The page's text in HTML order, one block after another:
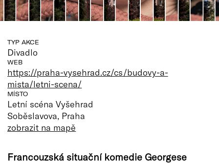
TYP AKCE
Divadlo
WEB
https://praha-vysehrad.cz/cs/budovy-a-
mista/letni-scena/
MÍSTO
Letní scéna Vyšehrad
Soběslavova, Praha
zobrazit na mapě
Francouzská situační komedie Georgese